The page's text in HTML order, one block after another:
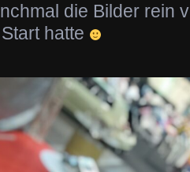
die Bilder rein
hatte